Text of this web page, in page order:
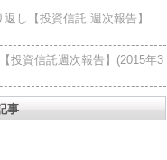
し【投資信託 週次報告】
投資信託週次報告】(2015年3
事